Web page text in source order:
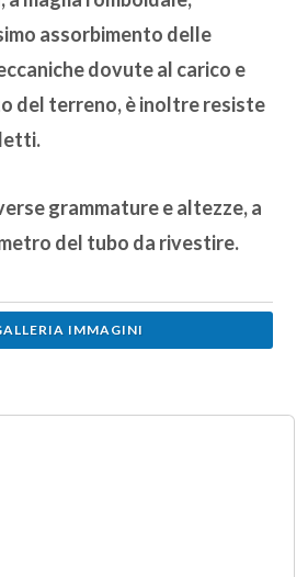
assorbimento delle
dovute al carico e
del terreno, è inoltre resiste
grammature e altezze, a
del tubo da rivestire.
IMMAGINI